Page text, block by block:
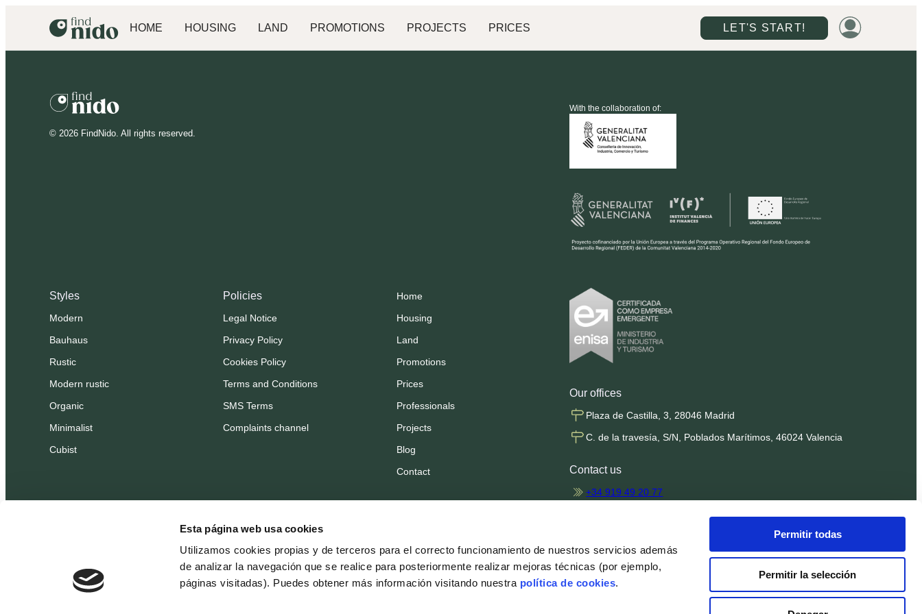
Esta página web usa cookies
Utilizamos cookies propias y de terceros para el correcto funcionamiento de nuestros servicios además
de analizar la navegación que se realice para posteriormente realizar mejoras técnicas (por ejemplo,
páginas visitadas). Puedes obtener más información visitando nuestra política de cookies.
Permitir todas
Permitir la selección
HOME HOUSING LAND PROMOTIONS PROJECTS PRICES LET'S START!
© 2026 FindNido. All rights reserved.
With the collaboration of:
Styles
Modern
Bauhaus
Rustic
Modern rustic
Organic
Minimalist
Cubist
Policies
Legal Notice
Privacy Policy
Cookies Policy
Terms and Conditions
SMS Terms
Complaints channel
Home
Housing
Land
Promotions
Prices
Professionals
Projects
Blog
Contact
Our offices
Plaza de Castilla, 3, 28046 Madrid
C. de la travesía, S/N, Poblados Marítimos, 46024 Valencia
Contact us
+34 919 49 20 77
Follow us in the cloud